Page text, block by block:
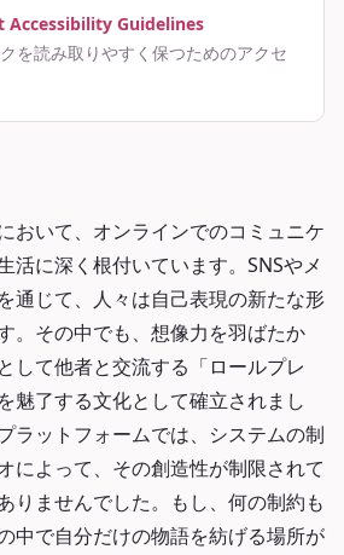
Accessibility Guidelines
を読み取りやすく保つためのアクセ
おいて、オンラインでのコミュニケ
活に深く根付いています。SNSやメ
通じて、人々は自己表現の新たな形
。その中でも、想像力を羽ばたか
して他者と交流する「ロールプレ
魅了する文化として確立されまし
ラットフォームでは、システムの制
によって、その創造性が制限されて
りませんでした。もし、何の制約も
中で自分だけの物語を紡げる場所が